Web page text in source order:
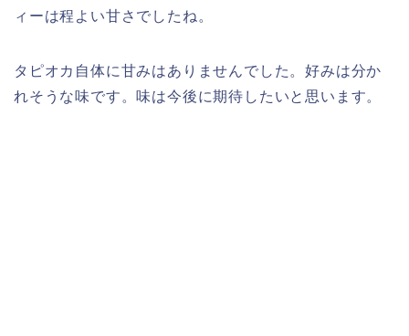
ィーは程よい甘さでしたね。
タピオカ自体に甘みはありませんでした。好みは分か
れそうな味です。味は今後に期待したいと思います。